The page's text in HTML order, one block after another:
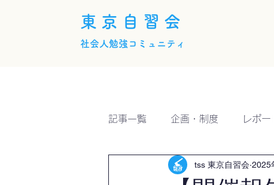
東京自習会
社会人勉強コミュニティ
記事一覧 企画・制度 レポー
tss 東京自習会 2025